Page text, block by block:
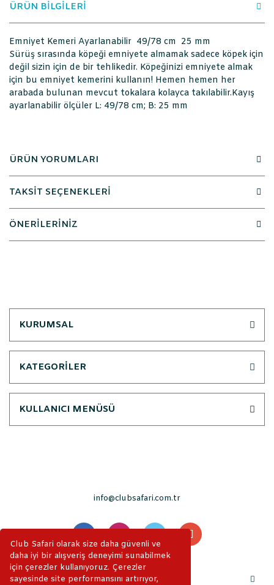
Club Safari olarak size daha güvenli ve
daha iyi bir alışveriş deneyimi sunabilmek
için çerezler kullanıyoruz. Çerezler
sayesinde site performansını artırıyor,
ÜRÜN BİLGİLERİ
Emniyet Kemeri Ayarlanabilir 49/78 cm 25 mm
Sürüş sırasında köpeği emniyete almamak sadece köpek için
değil sizin için de bir tehlikedir. Köpeğinizi emniyete almak
için bu emniyet kemerini kullanın! Hemen hemen her
arabada bulunan mevcut tokalara kolayca takılabilir.Kayış
ayarlanabilir ölçüler L: 49/78 cm; B: 25 mm
ÜRÜN YORUMLARI
TAKSİT SEÇENEKLERİ
ÖNERİLERİNİZ
KURUMSAL
KATEGORİLER
KULLANICI MENÜSÜ
info@clubsafari.com.tr